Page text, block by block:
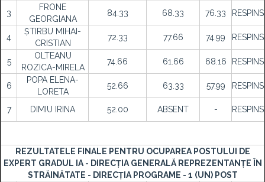
3
FRONE
GEORGIANA
84.33 68.33 76.33 RESPINS
4
ȘTIRBU MIHAI-
CRISTIAN
72.33 77.66 74.99 RESPINS
5
OLTEANU
ROZICA-MIRELA
74.66 61.66 68.16 RESPINS
6
POPA ELENA-
LORETA
52.66 63.33 57.99 RESPINS
7 DIMIU IRINA 52.00 ABSENT - RESPINS
REZULTATELE FINALE PENTRU OCUPAREA POSTULUI DE
EXPERT GRADUL IA - DIRECȚIA GENERALĂ REPREZENTANȚE ÎN
STRĂINĂTATE - DIRECȚIA PROGRAME - 1 (UN) POST